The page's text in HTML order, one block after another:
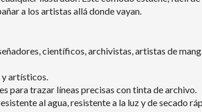
a los artistas allá donde vayan.
científicos, archivistas, artistas de
artísticos.
para trazar líneas precisas con tinta de archivo.
al agua, resistente a la luz y de secado